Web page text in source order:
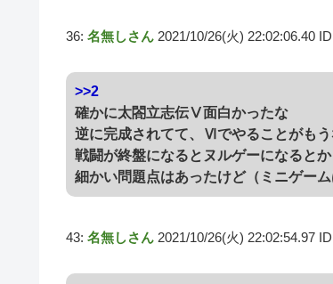
36: 名無しさん 2021/10/26(火) 22:02:06.40
>>2
確かに太閤立志伝Ⅴ面白かったな
逆に完成されてて、Ⅵでやることがも
戦闘が終盤になるとヌルゲーになると
細かい問題点はあったけど（ミニゲー
43: 名無しさん 2021/10/26(火) 22:02:54.97